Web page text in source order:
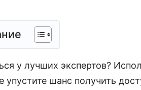
у лучших экспертов?
упустите шанс получить